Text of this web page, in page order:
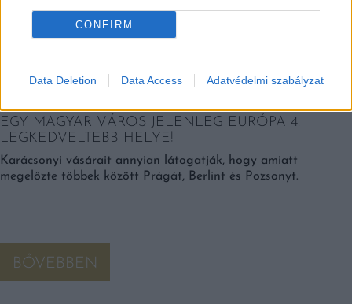
CONFIRM
Data Deletion Data Access Adatvédelmi szabályzat
EGY MAGYAR VÁROS JELENLEG EURÓPA 4.
LEGKEDVELTEBB HELYE!
Karácsonyi vásárait annyian látogatják, hogy amiatt
megelőzte többek között Prágát, Berlint és Pozsonyt.
BŐVEBBEN